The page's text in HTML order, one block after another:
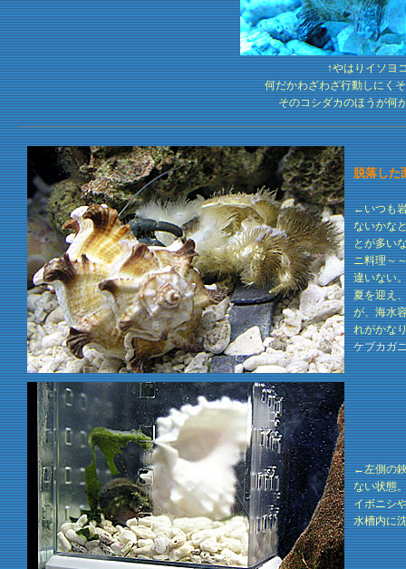
↑やはりイソヨ
何だかわざわざ行動しにく
そのコシダカのほうが何
脱落した
←いつも
ないかな
とが多い
ニ料理～
違いない
夏を迎え
が、海水
れがかな
ケブカガ
←左側の
ない状態
イボニシ
水槽内に